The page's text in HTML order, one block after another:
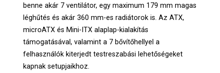
benne akár 7 ventilátor, egy maximum 179 mm magas
léghűtés és akár 360 mm-es radiátorok is. Az ATX,
microATX és Mini-ITX alaplap-kialakítás
támogatásával, valamint a 7 bővítőhellyel a
felhasználók kiterjedt testreszabási lehetőségeket
kapnak setupjaikhoz.